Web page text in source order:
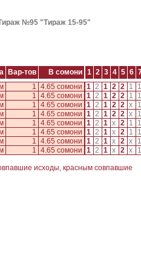
№95 "Тираж 15-95"
Вар-тов В сомони 1 2 3 4 5 6
1 4.65 сомони 1 2 1 2 2 1
1
1 4.65 сомони 1 2 1 2 2 1
1
1 4.65 сомони 1 2 1 2 2 x
1
1 4.65 сомони 1 2 1 2 2 x
1
1 4.65 сомони 1 2 1 x 2 1
1
1 4.65 сомони 1 2 1 x 2 1
1
1 4.65 сомони 1 2 1 x 2 x
1
1 4.65 сомони 1 2 1 x 2 x 1
исходы, красным совпавшие